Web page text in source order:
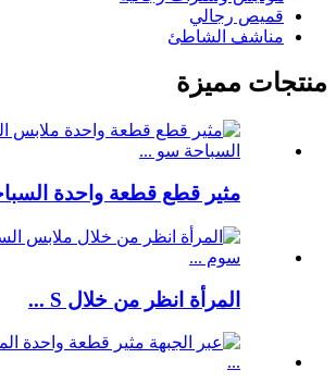
قميص رجالي
مناشف الشاطئ
منتجات مميزة
مثير قطع قطعة واحدة
المرأة انظر من خلال S ...